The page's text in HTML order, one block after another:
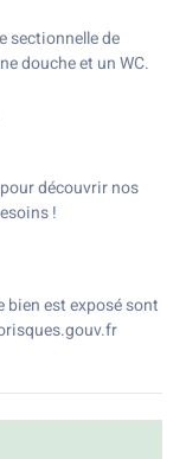
sectionnelle de
douche et un WC.
découvrir nos
!
est exposé sont